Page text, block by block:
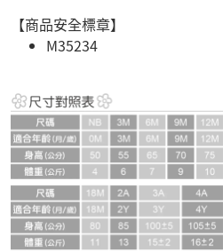
【商品安全標章】
M35234